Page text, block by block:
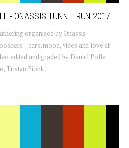
- ONASSIS TUNNELRUN 2017
organized by Onassis
- cars, mood, vibes and love at
edited and graded by Daniel Polle
Tristan Pionk...